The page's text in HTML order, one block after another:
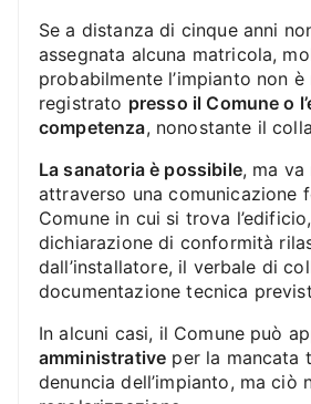
Se a distanza di cinque anni
assegnata alcuna matricola,
probabilmente l’impianto non
registrato presso il Comune o
competenza, nonostante il
La sanatoria è possibile, ma va
attraverso una comunicazione
Comune in cui si trova
dichiarazione di conformità
dall’installatore, il verbale di
documentazione tecnica
In alcuni casi, il Comune può
amministrative per la mancata
denuncia dell’impianto, ma ciò